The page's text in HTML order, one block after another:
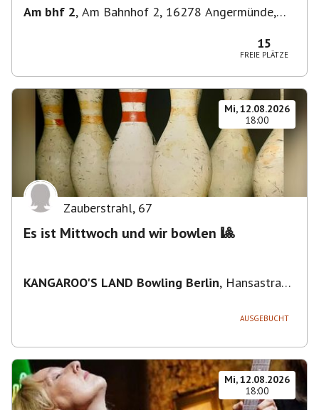
Am bhf 2, Am Bahnhof 2, 16278 Angermünde,
15
FREIE PLÄTZE
Mi, 12.08.2026
18:00
Zauberstrahl, 67
Es ist Mittwoch und wir bowlen 🎱
KANGAROO'S LAND Bowling Berlin, Hansastraße
AUSGEBUCHT
Mi, 12.08.2026
18:00